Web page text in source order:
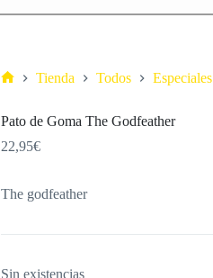
Tienda Todos Especiales
Pato de Goma The Godfeather
22,95€
The godfeather
Sin existencias